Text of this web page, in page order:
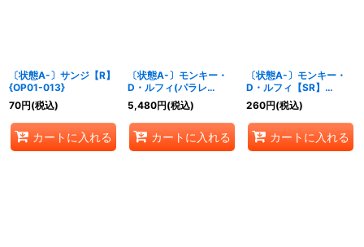
〔状態A-〕サンジ【R】
{OP01-013}
70円(税込)
カートに入れる
〔状態A-〕モンキー・
D・ルフィ(パラレ
ル/illust:K Akagishi)
【SR/P】{OP01-024}
5,480円(税込)
カートに入れる
〔状態A-〕モンキー・
D・ルフィ【SR】
{OP01-024}
260円(税込)
カートに入れる